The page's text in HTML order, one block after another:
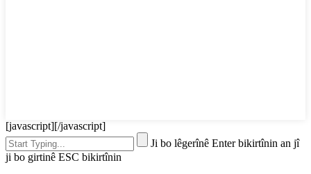
[javascript][/javascript]
Ji bo lêgerînê Enter bikirtînin an jî
ji bo girtinê ESC bikirtînin